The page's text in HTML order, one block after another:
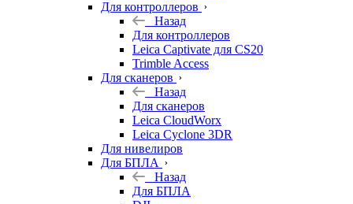
Для контроллеров
Назад
Для контроллеров
Leica Captivate для CS20
Trimble Access
Для сканеров
Назад
Для сканеров
Leica CloudWorx
Leica Cyclone 3DR
Для нивелиров
Для БПЛА
Назад
Для БПЛА